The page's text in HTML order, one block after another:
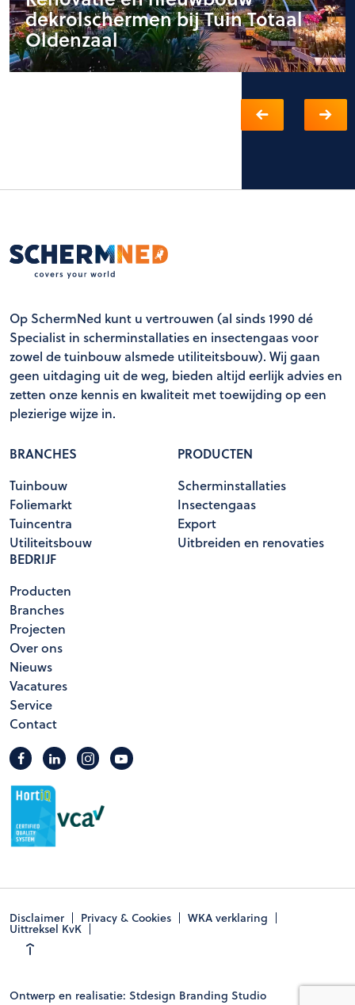
dekrolschermen bij Tuin Totaal
Oldenzaal
Op SchermNed kunt u vertrouwen (al sinds 1990 dé
Specialist in scherminstallaties en insectengaas voor
zowel de tuinbouw alsmede utiliteitsbouw). Wij gaan
geen uitdaging uit de weg, bieden altijd eerlijk advies en
zetten onze kennis en kwaliteit met toewijding op een
plezierige wijze in.
BRANCHES
Tuinbouw
Foliemarkt
Tuincentra
Utiliteitsbouw
PRODUCTEN
Scherminstallaties
Insectengaas
Export
Uitbreiden en renovaties
BEDRIJF
Producten
Branches
Projecten
Over ons
Nieuws
Vacatures
Service
Contact
Disclaimer Privacy & Cookies WKA verklaring
Uittreksel KvK
Ontwerp en realisatie: Stdesign Branding Studio